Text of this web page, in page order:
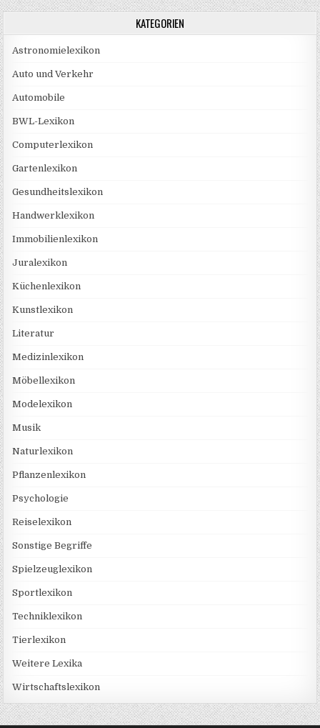
KATEGORIEN
Astronomielexikon
Auto und Verkehr
Automobile
BWL-Lexikon
Computerlexikon
Gartenlexikon
Gesundheitslexikon
Handwerklexikon
Immobilienlexikon
Juralexikon
Küchenlexikon
Kunstlexikon
Literatur
Medizinlexikon
Möbellexikon
Modelexikon
Musik
Naturlexikon
Pflanzenlexikon
Psychologie
Reiselexikon
Sonstige Begriffe
Spielzeuglexikon
Sportlexikon
Techniklexikon
Tierlexikon
Weitere Lexika
Wirtschaftslexikon